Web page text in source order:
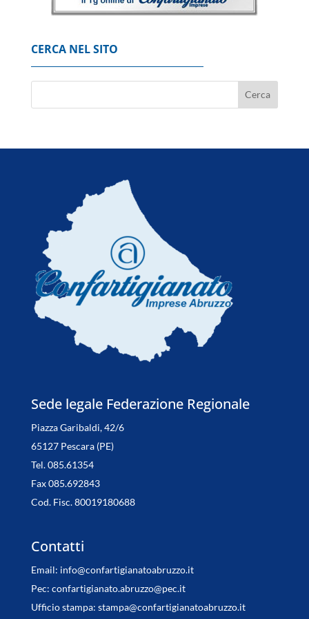
ispezione sui Boeing 737 Max
Codacons, su primo esodo estivo stangata
8 Agosto 2026
CERCA NEL SITO
Sede legale Federazione Regionale
Piazza Garibaldi, 42/6
65127 Pescara (PE)
Tel. 085.61354
Fax 085.692843
Cod. Fisc. 80019180688
Contatti
Email: info@confartigianatoabruzzo.it
Pec: confartigianato.abruzzo@pec.it
Ufficio stampa: stampa@confartigianatoabruzzo.it